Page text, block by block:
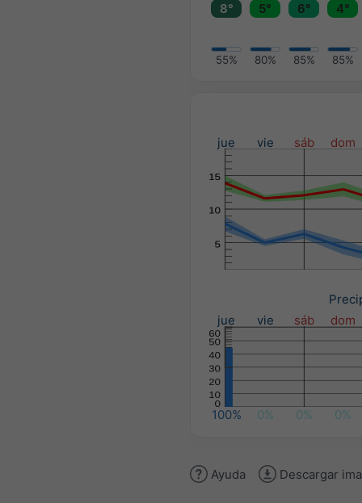
8°
5° 6° 4°
55% 80% 85% 85%
jue vie sáb dom
jue
vie sáb dom
100% 0% 0% 0%
Ayuda Descargar